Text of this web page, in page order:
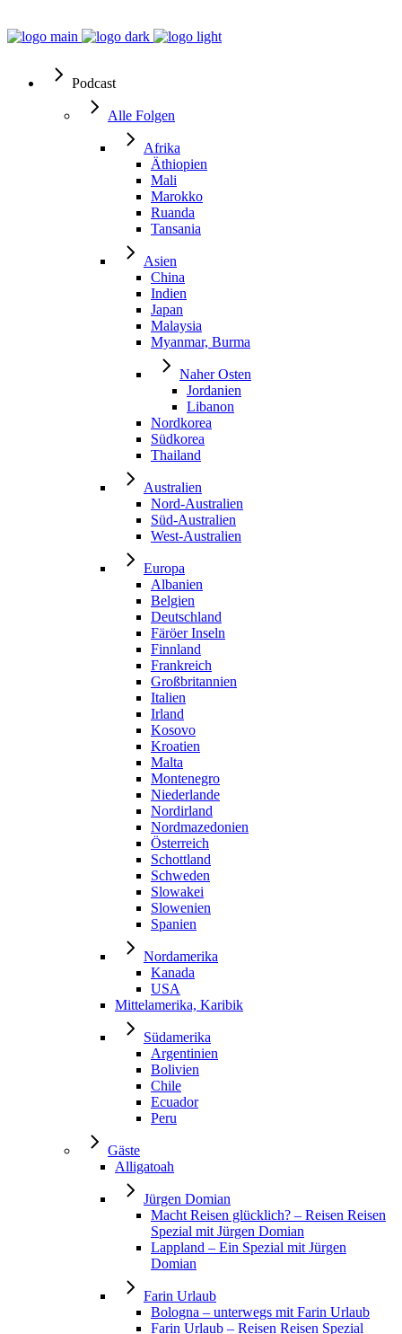
Podcast
Alle Folgen
Afrika
Äthiopien
Mali
Marokko
Ruanda
Tansania
Asien
China
Indien
Japan
Malaysia
Myanmar, Burma
Naher Osten
Jordanien
Libanon
Nordkorea
Südkorea
Thailand
Australien
Nord-Australien
Süd-Australien
West-Australien
Europa
Albanien
Belgien
Deutschland
Färöer Inseln
Finnland
Frankreich
Großbritannien
Italien
Irland
Kosovo
Kroatien
Malta
Montenegro
Niederlande
Nordirland
Nordmazedonien
Österreich
Schottland
Schweden
Slowakei
Slowenien
Spanien
Nordamerika
Kanada
USA
Mittelamerika, Karibik
Südamerika
Argentinien
Bolivien
Chile
Ecuador
Peru
Gäste
Alligatoah
Jürgen Domian
Macht Reisen glücklich? – Reisen Reisen
Spezial mit Jürgen Domian
Lappland – Ein Spezial mit Jürgen
Domian
Farin Urlaub
Bologna – unterwegs mit Farin Urlaub
Farin Urlaub – Reisen Reisen Spezial